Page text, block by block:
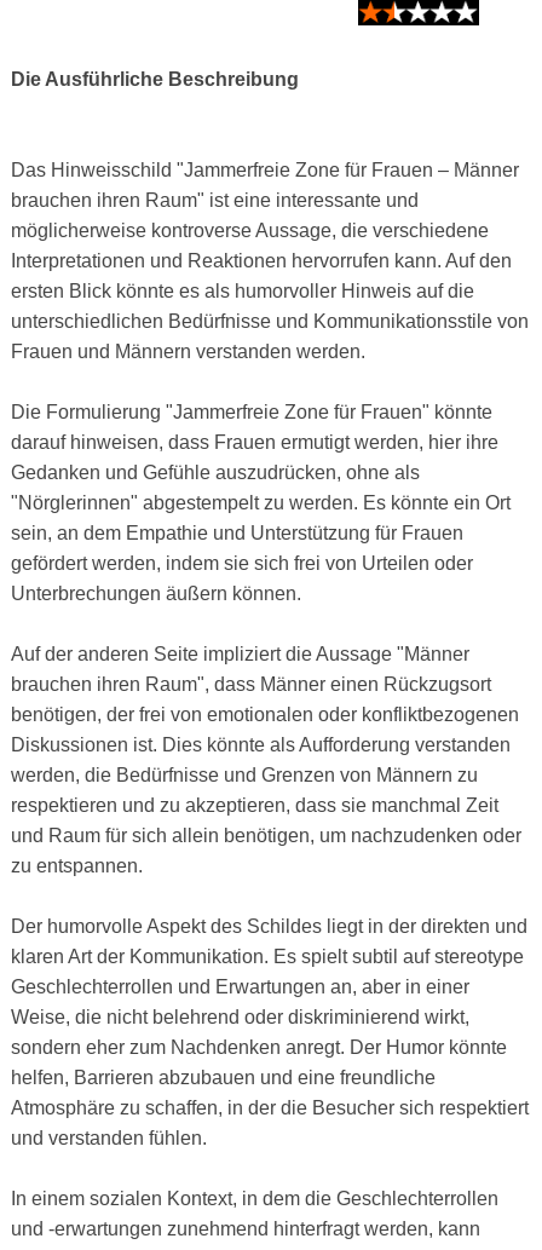
Die Ausführliche Beschreibung
Das Hinweisschild "Jammerfreie Zone für Frauen – Männer
brauchen ihren Raum" ist eine interessante und
möglicherweise kontroverse Aussage, die verschiedene
Interpretationen und Reaktionen hervorrufen kann. Auf den
ersten Blick könnte es als humorvoller Hinweis auf die
unterschiedlichen Bedürfnisse und Kommunikationsstile von
Frauen und Männern verstanden werden.
Die Formulierung "Jammerfreie Zone für Frauen" könnte
darauf hinweisen, dass Frauen ermutigt werden, hier ihre
Gedanken und Gefühle auszudrücken, ohne als
"Nörglerinnen" abgestempelt zu werden. Es könnte ein Ort
sein, an dem Empathie und Unterstützung für Frauen
gefördert werden, indem sie sich frei von Urteilen oder
Unterbrechungen äußern können.
Auf der anderen Seite impliziert die Aussage "Männer
brauchen ihren Raum", dass Männer einen Rückzugsort
benötigen, der frei von emotionalen oder konfliktbezogenen
Diskussionen ist. Dies könnte als Aufforderung verstanden
werden, die Bedürfnisse und Grenzen von Männern zu
respektieren und zu akzeptieren, dass sie manchmal Zeit
und Raum für sich allein benötigen, um nachzudenken oder
zu entspannen.
Der humorvolle Aspekt des Schildes liegt in der direkten und
klaren Art der Kommunikation. Es spielt subtil auf stereotype
Geschlechterrollen und Erwartungen an, aber in einer
Weise, die nicht belehrend oder diskriminierend wirkt,
sondern eher zum Nachdenken anregt. Der Humor könnte
helfen, Barrieren abzubauen und eine freundliche
Atmosphäre zu schaffen, in der die Besucher sich respektiert
und verstanden fühlen.
In einem sozialen Kontext, in dem die Geschlechterrollen
und -erwartungen zunehmend hinterfragt werden, kann